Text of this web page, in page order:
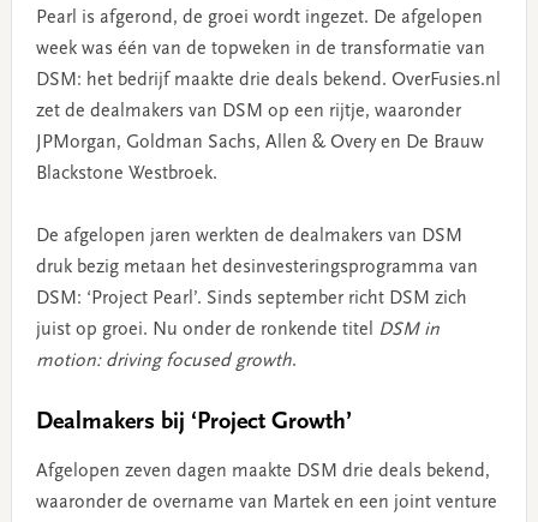
Pearl is afgerond, de groei wordt ingezet. De afgelopen
week was één van de topweken in de transformatie van
DSM: het bedrijf maakte drie deals bekend. OverFusies.nl
zet de dealmakers van DSM op een rijtje, waaronder
JPMorgan, Goldman Sachs, Allen & Overy en De Brauw
Blackstone Westbroek.
De afgelopen jaren werkten de dealmakers van DSM
druk bezig metaan het desinvesteringsprogramma van
DSM: ‘Project Pearl’. Sinds september richt DSM zich
juist op groei. Nu onder de ronkende titel
DSM in
motion: driving focused growth.
Dealmakers bij ‘Project Growth’
Afgelopen zeven dagen maakte DSM drie deals bekend,
waaronder de overname van Martek en een joint venture